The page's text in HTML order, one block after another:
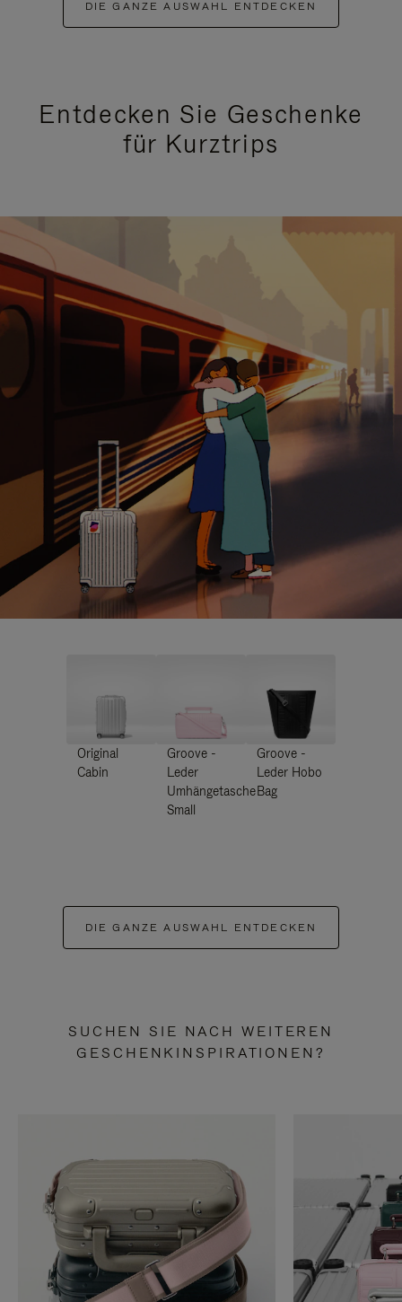
DIE GANZE AUSWAHL ENTDECKEN
Entdecken Sie Geschenke
für Kurztrips
Original
Cabin
Groove -
Leder
Umhängetasche
Small
Groove -
Leder Hobo
Bag
DIE GANZE AUSWAHL ENTDECKEN
SUCHEN SIE NACH WEITEREN
GESCHENKINSPIRATIONEN?